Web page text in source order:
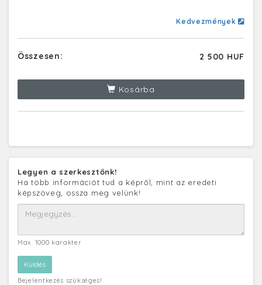
Kedvezmények
Összesen: 2 500 HUF
Kosárba
Legyen a szerkesztőnk!
Ha több információt tud a képről, mint az eredeti
képszöveg, ossza meg velünk!
Max. 1000 karakter
Bejelentkezés szükséges!